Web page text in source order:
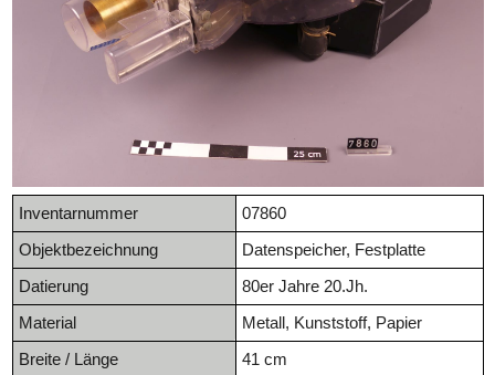
Inventarnummer 07860
Objektbezeichnung Datenspeicher, Festplatte
Datierung 80er Jahre 20.Jh.
Material Metall, Kunststoff, Papier
Breite / Länge 41 cm